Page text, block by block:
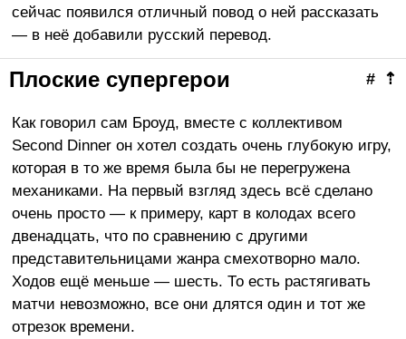
сейчас появился отличный повод о ней рассказать
— в неё добавили русский перевод.
⇡
#
Плоские супергерои
Как говорил сам Броуд, вместе с коллективом
Second Dinner он хотел создать очень глубокую игру,
которая в то же время была бы не перегружена
механиками. На первый взгляд здесь всё сделано
очень просто — к примеру, карт в колодах всего
двенадцать, что по сравнению с другими
представительницами жанра смехотворно мало.
Ходов ещё меньше — шесть. То есть растягивать
матчи невозможно, все они длятся один и тот же
отрезок времени.